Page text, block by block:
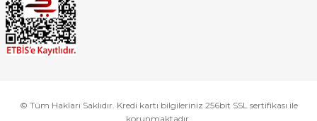
© Tüm Hakları Saklıdır. Kredi kartı bilgileriniz 256bit SSL sertifikası ile
korunmaktadır.